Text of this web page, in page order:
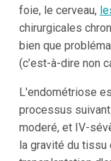
foie, le cerveau,
chirurgicales
bien que
(c’est-à-dire non
L'endométriose
processus
moderé, et IV-
la gravité du tissu